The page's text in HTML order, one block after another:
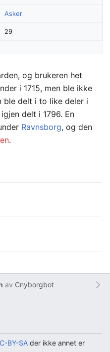
Asker
29
og brukeren het
i 1715, men ble ikke
ble delt i to like deler i
delt i 1796. En
Ravnsborg, og den
.
av Cnyborgbot
BY-SA der ikke annet er